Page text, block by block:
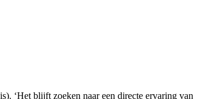
‘Het blijft zoeken naar een directe ervaring van